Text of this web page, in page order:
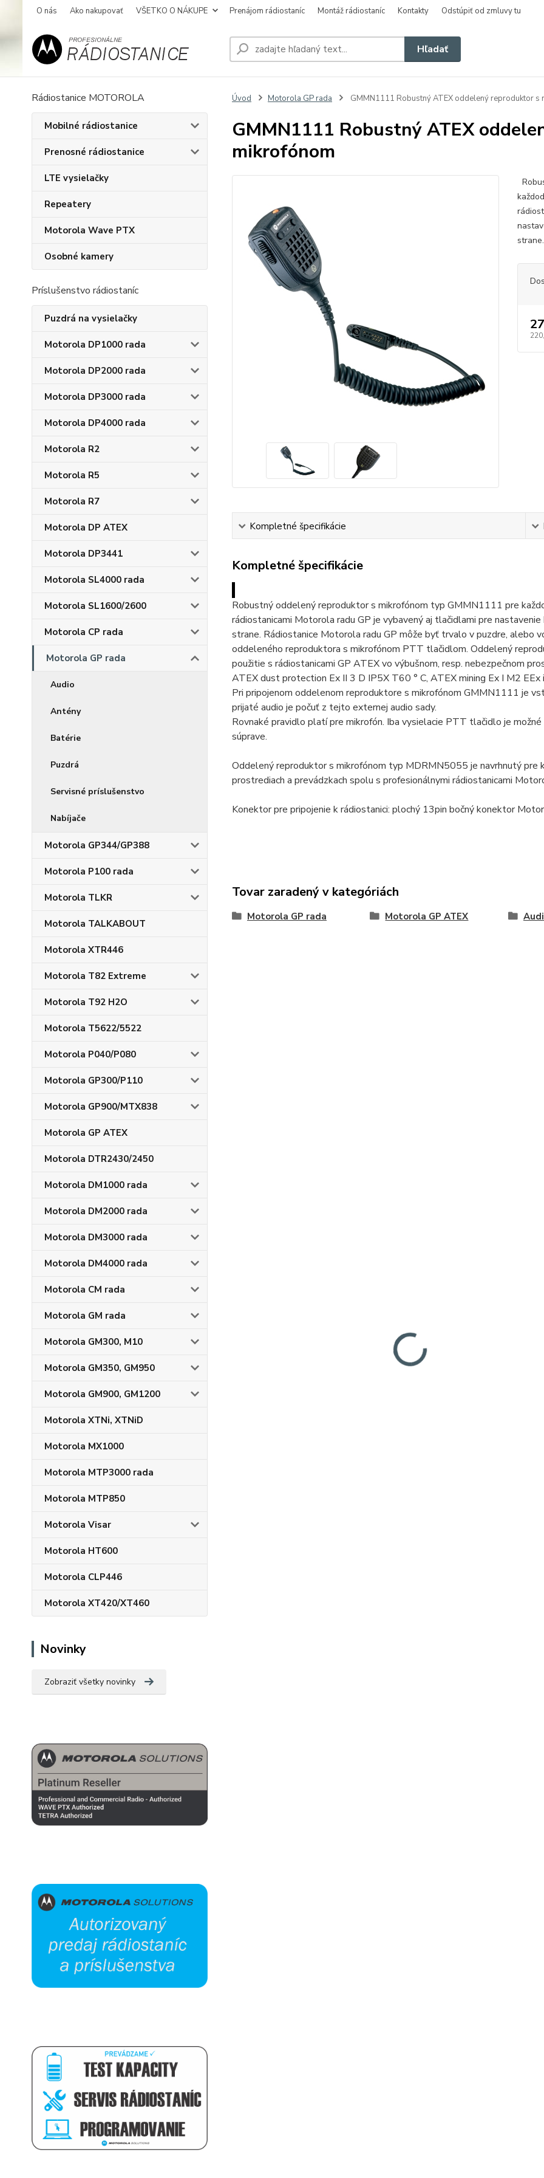
O nás Ako nakupovať VŠETKO O NÁKUPE Prenájom rádiostaníc Montáž rádiostaníc Kontakty Odstúpiť od zmluvy tu
Hľadať
Rádiostanice MOTOROLA
Mobilné rádiostanice
Prenosné rádiostanice
LTE vysielačky
Repeatery
Motorola Wave PTX
Osobné kamery
Príslušenstvo rádiostaníc
Puzdrá na vysielačky
Motorola DP1000 rada
Motorola DP2000 rada
Motorola DP3000 rada
Motorola DP4000 rada
Motorola R2
Motorola R5
Motorola R7
Motorola DP ATEX
Motorola DP3441
Motorola SL4000 rada
Motorola SL1600/2600
Motorola CP rada
Motorola GP rada
Audio
Antény
Batérie
Puzdrá
Servisné príslušenstvo
Nabíjače
Motorola GP344/GP388
Motorola P100 rada
Motorola TLKR
Motorola TALKABOUT
Motorola XTR446
Motorola T82 Extreme
Motorola T92 H2O
Motorola T5622/5522
Motorola P040/P080
Motorola GP300/P110
Motorola GP900/MTX838
Motorola GP ATEX
Motorola DTR2430/2450
Motorola DM1000 rada
Motorola DM2000 rada
Motorola DM3000 rada
Motorola DM4000 rada
Motorola CM rada
Motorola GM rada
Motorola GM300, M10
Motorola GM350, GM950
Motorola GM900, GM1200
Motorola XTNi, XTNiD
Motorola MX1000
Motorola MTP3000 rada
Motorola MTP850
Motorola Visar
Motorola HT600
Motorola CLP446
Motorola XT420/XT460
Novinky
Zobraziť všetky novinky
Úvod Motorola GP rada GMMN1111 Robustný ATEX oddelený reproduktor s
GMMN1111 Robustný ATEX
mikrofónom
Kompletné špecifikácie
Kompletné špecifikácie
Robustný oddelený reproduktor s mikrofónom typ GMMN1111 pre
rádiostanicami Motorola radu GP je vybavený aj tlačidlami pre
strane. Rádiostanice Motorola radu GP môže byť trvalo v puzdre, alebo
oddeleného reproduktora s mikrofónom PTT tlačidlom. Oddelený
použitie s rádiostanicami GP ATEX vo výbušnom, resp. nebezpečnom
ATEX dust protection Ex II 3 D IP5X T60 ° C, ATEX mining Ex I M2 EEx
Pri pripojenom oddelenom reproduktore s mikrofónom GMMN1111 je
prijaté audio je počuť z tejto externej audio sady.
Rovnaké pravidlo platí pre mikrofón. Iba vysielacie PTT tlačidlo je
súprave.
Oddelený reproduktor s mikrofónom typ MDRMN5055 je navrhnutý pre
prostrediach a prevádzkach spolu s profesionálnymi rádiostanicami
Konektor pre pripojenie k rádiostanici: plochý 13pin bočný konektor
Tovar zaradený v kategóriách
Motorola GP rada Motorola GP ATEX